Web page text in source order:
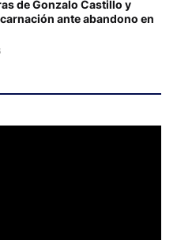
de Gonzalo Castillo y
ante abandono en